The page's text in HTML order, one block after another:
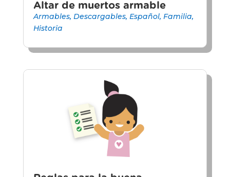
Altar de muertos armable
Armables, Descargables, Español, Familia,
Historia